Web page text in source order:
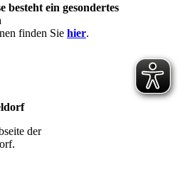
besteht ein gesondertes
finden Sie hier.
der